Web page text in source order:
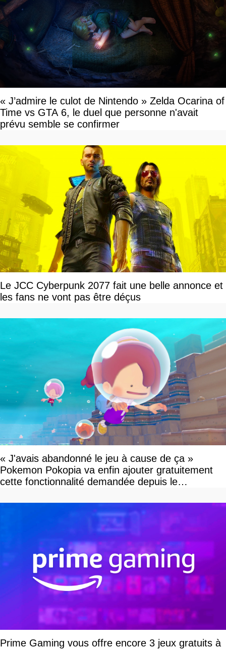
« J’admire le culot de Nintendo » Zelda Ocarina of
Time vs GTA 6, le duel que personne n'avait
prévu semble se confirmer
Le JCC Cyberpunk 2077 fait une belle annonce et
les fans ne vont pas être déçus
« J'avais abandonné le jeu à cause de ça »
Pokemon Pokopia va enfin ajouter gratuitement
cette fonctionnalité demandée depuis le
Prime Gaming vous offre encore 3 jeux gratuits à